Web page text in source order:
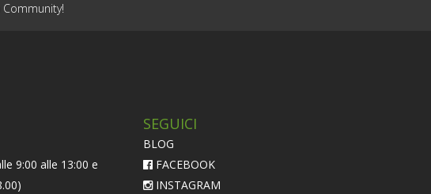
9:00 alle 13:00 e
SEGUICI
BLOG
FACEBOOK
INSTAGRAM